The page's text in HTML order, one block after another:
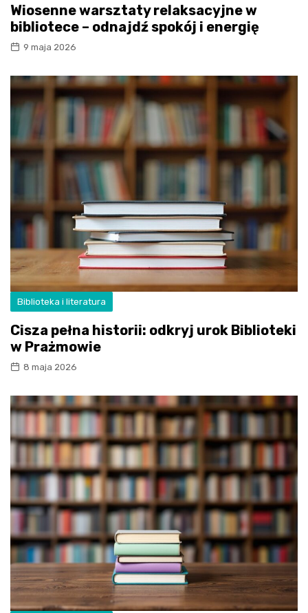
Wiosenne warsztaty relaksacyjne w
bibliotece – odnajdź spokój i energię
9 maja 2026
Biblioteka i literatura
Cisza pełna historii: odkryj urok Biblioteki
w Prażmowie
8 maja 2026